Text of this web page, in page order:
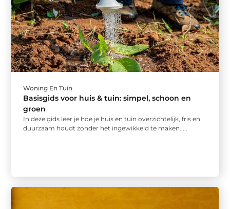
Woning En Tuin
Basisgids voor huis & tuin: simpel, schoon en
groen
In deze gids leer je hoe je huis en tuin overzichtelijk, fris en
duurzaam houdt zonder het ingewikkeld te maken. ...